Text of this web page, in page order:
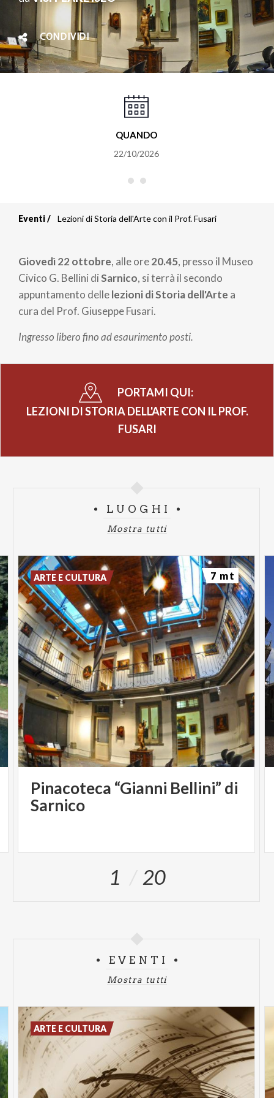
CONDIVIDI
QUANDO
22/10/2026
di
pane
Eventi Lezioni di Storia dell'Arte con il Prof. Fusari
Giovedì 22 ottobre, alle ore20.45, presso il Museo
Civico G. Bellini diSarnico, si terrà il secondo
appuntamento dellelezioni di Storia dell'Arte a
cura del Prof. Giuseppe Fusari.
Ingresso libero fino ad esaurimento posti.
PORTAMI QUI:
LEZIONI DI STORIA DELL'ARTE CON IL PROF.
FUSARI
LUOGHI
Mostra tutti
Pinacoteca “Gianni Bellini” di
Sarnico
ARTE E CULTURA 7 mt
1 20
EVENTI
Mostra tutti
ARTE E CULTURA